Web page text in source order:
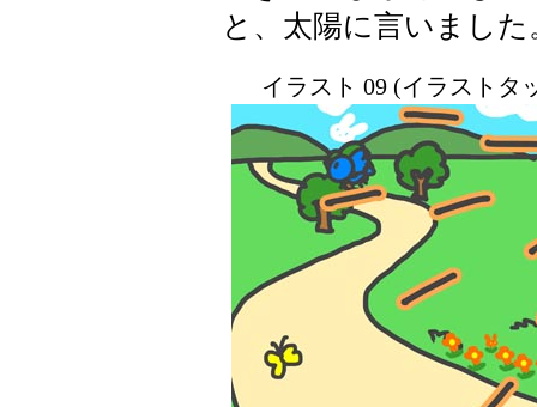
と、太陽に言いました
イラスト 09 (イラストタ